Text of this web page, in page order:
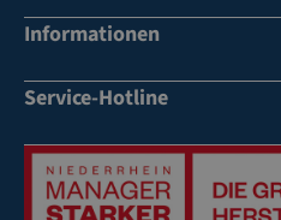
Informationen
Service-Hotline